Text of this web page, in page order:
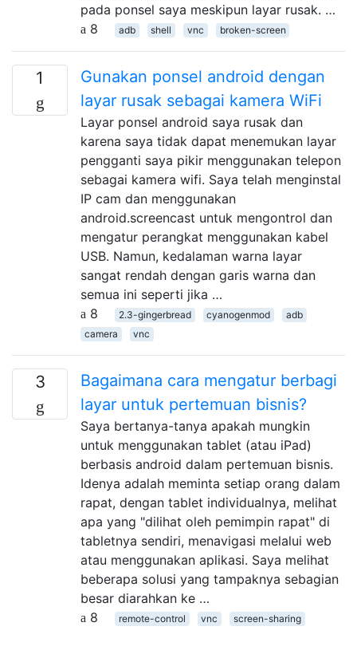
pada ponsel saya meskipun layar rusak. …
8
adb shell vnc broken-screen
1
Gunakan ponsel android dengan
layar rusak sebagai kamera WiFi
Layar ponsel android saya rusak dan
karena saya tidak dapat menemukan layar
pengganti saya pikir menggunakan telepon
sebagai kamera wifi. Saya telah menginstal
IP cam dan menggunakan
android.screencast untuk mengontrol dan
mengatur perangkat menggunakan kabel
USB. Namun, kedalaman warna layar
sangat rendah dengan garis warna dan
semua ini seperti jika …
8
2.3-gingerbread cyanogenmod
adb
camera
vnc
3
Bagaimana cara mengatur berbagi
layar untuk pertemuan bisnis?
Saya bertanya-tanya apakah mungkin
untuk menggunakan tablet (atau iPad)
berbasis android dalam pertemuan bisnis.
Idenya adalah meminta setiap orang dalam
rapat, dengan tablet individualnya, melihat
apa yang "dilihat oleh pemimpin rapat" di
tabletnya sendiri, menavigasi melalui web
atau menggunakan aplikasi. Saya melihat
beberapa solusi yang tampaknya sebagian
besar diarahkan ke …
8
remote-control vnc screen-sharing